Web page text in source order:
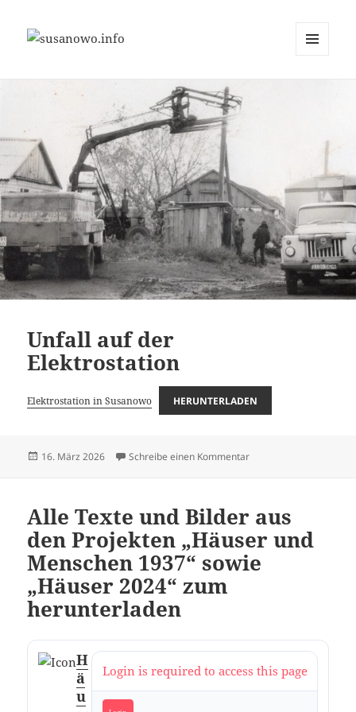
Unfall auf der
Elektrostation
Elektrostation in Susanowo HERUNTERLADEN
Veröffentlicht
16. März 2026 Schreibe einen Kommentarzu Unfall auf der
Alle Texte und Bilder aus
den Projekten „Häuser und
Menschen 1937“ sowie
„Häuser 2024“ zum
herunterladen
H
ä
u
Login is required to access this page